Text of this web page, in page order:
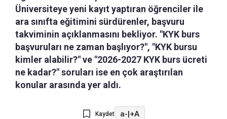
Üniversiteye yeni kayıt yaptıran öğrenciler ile
ara sınıfta eğitimini sürdürenler, başvuru
takviminin açıklanmasını bekliyor. "KYK burs
başvuruları ne zaman başlıyor?", "KYK bursu
kimler alabilir?" ve "2026-2027 KYK burs ücreti
ne kadar?" soruları ise en çok araştırılan
konular arasında yer aldı.
Kaydet a-|+A